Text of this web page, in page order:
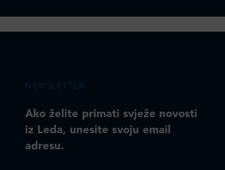
NEWSLETTER
Ako želite primati svježe novosti
iz Leda, unesite svoju email
adresu.